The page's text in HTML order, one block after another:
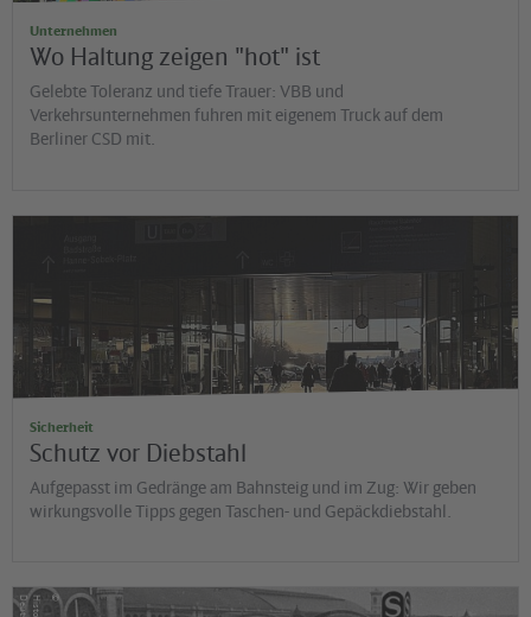
Unternehmen
Wo Haltung zeigen "hot" ist
Gelebte Toleranz und tiefe Trauer: VBB und
Verkehrsunternehmen fuhren mit eigenem Truck auf dem
Berliner CSD mit.
Sicherheit
Schutz vor Diebstahl
Aufgepasst im Gedränge am Bahnsteig und im Zug: Wir geben
wirkungsvolle Tipps gegen Taschen- und Gepäckdiebstahl.
©